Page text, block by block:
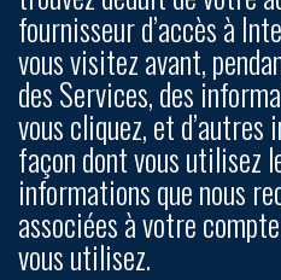
fournisseur d’accès à
vous visitez avant,
des Services, des
vous cliquez, et
façon dont vous utilisez
informations que nous
associées à votre
vous utilisez.